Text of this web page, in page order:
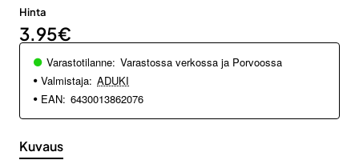
Hinta
3.95€
Varastotilanne: Varastossa verkossa ja Porvoossa
Valmistaja: ADUKI
EAN: 6430013862076
Kuvaus